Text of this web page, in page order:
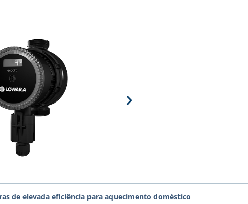
de elevada eficiência para aquecimento doméstico